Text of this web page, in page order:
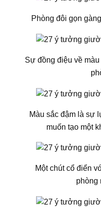
Phòng đôi gọn
Sự đồng điệu về
Màu sắc đậm là sự
muốn tạo một
Một chút cổ điển
phòng